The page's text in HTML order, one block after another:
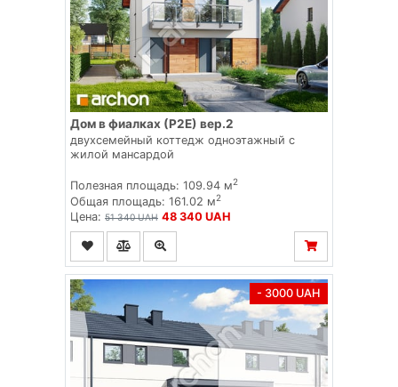
Дом в фиалках (Р2Е) вер.2
двухсемейный коттедж одноэтажный с
жилой мансардой
Полезная площадь: 109.94 м2
Общая площадь: 161.02 м2
Цена: 51 340 UAH 48 340 UAH
- 3000 UAH